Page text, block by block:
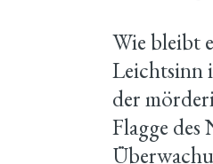
Wie bleibt
Leichtsinn
der
Flagge